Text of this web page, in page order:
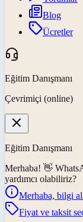
Blog
Ücretler
Eğitim Danışmanı
Çevrimiçi (online)
Eğitim Danışmanı
Merhaba! 👋
yardımcı olabiliriz?
Merhaba, bilgi
Fiyat ve taksit